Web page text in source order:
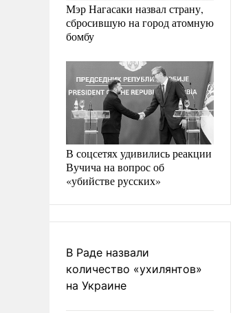
Мэр Нагасаки назвал страну,
сбросившую на город атомную
бомбу
В соцсетях удивились реакции
Вучича на вопрос об
«убийстве русских»
В Раде назвали
количество «ухилянтов»
на Украине